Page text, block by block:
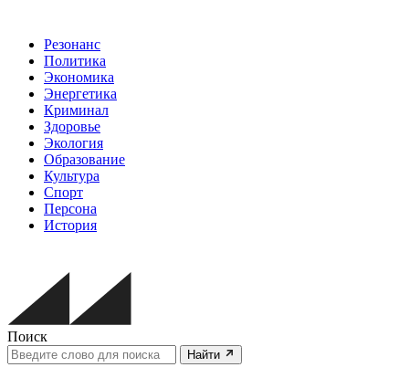
Резонанс
Политика
Экономика
Энергетика
Криминал
Здоровье
Экология
Образование
Культура
Спорт
Персона
История
Поиск
Найти